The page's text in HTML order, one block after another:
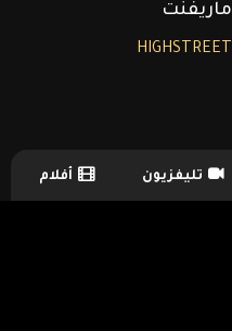
ماريفنت
HIGHSTREET
TV Guide Menu
تليفزيون أفلام